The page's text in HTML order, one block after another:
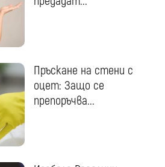
Пръскане на стени с
оцет: Защо се
препоръчва...